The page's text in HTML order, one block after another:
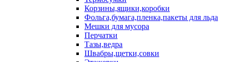
Корзины,ящики,коробки
Фольга,бумага,пленка,пакеты для льда
Мешки для мусора
Перчатки
Тазы,ведра
Швабры,щетки,совки